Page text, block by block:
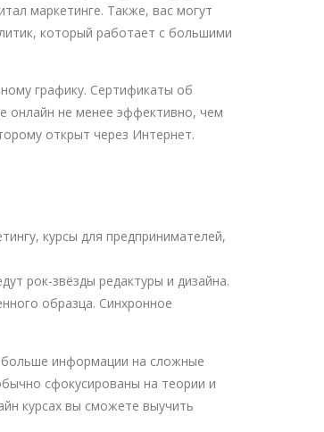
маркетинге. Также, вас могут
который работает с большими
графику. Сертификаты об
онлайн не менее эффективно, чем
открыт через Интернет.
курсы для предпринимателей,
рок-звёзды редактуры и дизайна.
образца. Синхронное
больше информации на сложные
сфокусированы на теории и
курсах вы сможете выучить